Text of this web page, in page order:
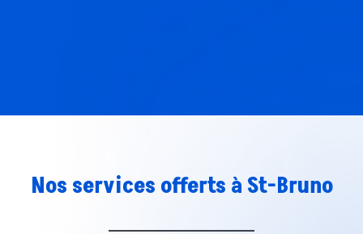
Nos services offerts à St-Bruno